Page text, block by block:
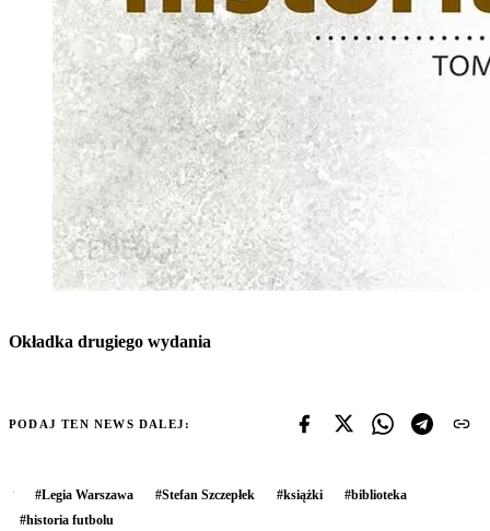
Okładka drugiego wydania
PODAJ TEN NEWS DALEJ:
#Legia Warszawa #Stefan Szczepłek #książki #biblioteka
#historia futbolu